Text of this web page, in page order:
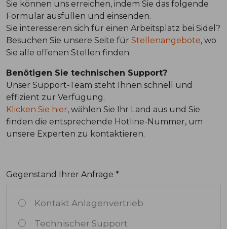
Sie können uns erreichen, indem Sie das folgende
Formular ausfüllen und einsenden.
Sie interessieren sich für einen Arbeitsplatz bei Sidel?
Besuchen Sie unsere Seite für Stellenangebote, wo
Sie alle offenen Stellen finden.
Benötigen Sie technischen Support?
Unser Support-Team steht Ihnen schnell und
effizient zur Verfügung.
Klicken Sie hier, wählen Sie Ihr Land aus und Sie
finden die entsprechende Hotline-Nummer, um
unsere Experten zu kontaktieren.
Gegenstand Ihrer Anfrage *
Kontakt Anlagenvertrieb
Technischer Support